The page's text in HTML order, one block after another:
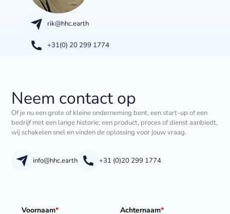
rik@hhc.earth
+31(0) 20 299 1774
Neem contact op
Of je nu een grote of kleine onderneming bent, een start-up of een
bedrijf met een lange historie; een product, proces of dienst aanbiedt,
wij schakelen snel en vinden de oplossing voor jouw vraag.
info@hhc.earth +31 (0)20 299 1774
Voornaam* Achternaam*